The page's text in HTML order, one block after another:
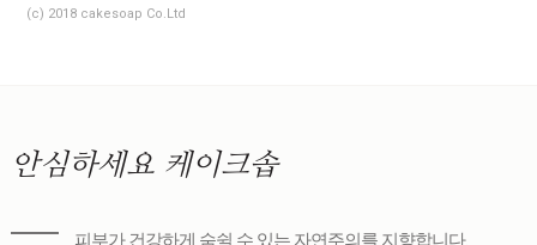
(c) 2018 cakesoap Co.Ltd
안심하세요 케이크솝
피부가 건강하게 숨쉴 수 있는 자연주의를 지향합니다.